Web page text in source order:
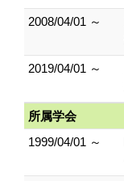
2008/04/01 ～
2019/04/01 ～
所属学会
1999/04/01 ～